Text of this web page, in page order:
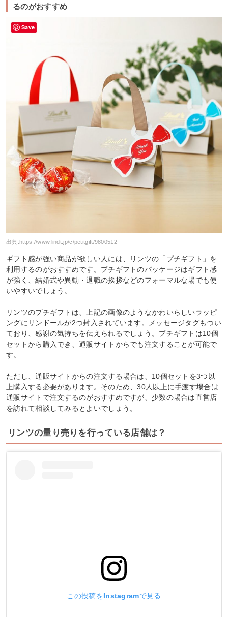
るのがおすすめ
出典:https://www.lindt.jp/c/petitgift/9800512
ギフト感が強い商品が欲しい人には、リンツの「プチギフト」を
利用するのがおすすめです。プチギフトのパッケージはギフト感
が強く、結婚式や異動・退職の挨拶などのフォーマルな場でも使
いやすいでしょう。
リンツのプチギフトは、上記の画像のようなかわいらしいラッピ
ングにリンドールが2つ封入されています。メッセージタグもつい
ており、感謝の気持ちを伝えられるでしょう。プチギフトは10個
セットから購入でき、通販サイトからでも注文することが可能で
す。
ただし、通販サイトからの注文する場合は、10個セットを3つ以
上購入する必要があります。そのため、30人以上に手渡す場合は
通販サイトで注文するのがおすすめですが、少数の場合は直営店
を訪れて相談してみるとよいでしょう。
リンツの量り売りを行っている店舗は？
この投稿をInstagramで見る
Save